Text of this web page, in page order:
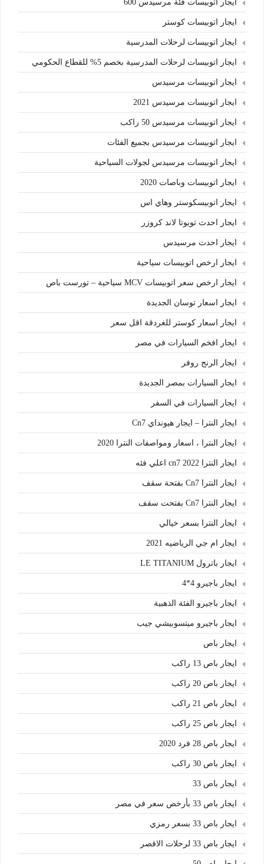
ايجار اتوبيسات فئة مرسيدس 600
ايجار اتوبيسات كوستر
ايجار اتوبيسات لرحلات المدرسية
ايجار اتوبيسات لرحلات المدرسية بخصم 5% للقطاع الحكومي
ايجار اتوبيسات مرسيدس
ايجار اتوبيسات مرسيدس 2021
ايجار اتوبيسات مرسيدس 50 راكب
ايجار اتوبيسات مرسيدس بجميع الفئات
ايجار اتوبيسات مرسيدس لجولات السياحية
ايجار اتوبيسات وباصات 2020
ايجار اتوبيسكوستر وهاي اس
ايجار احدث تويوتا لاند كروزر
ايجار احدث مرسيدس
ايجار ارخص اتوبيسات سياحية
ايجار ارخص سعر اتوبيسات MCV سياحية – تورست باص
ايجار اسعار توسان الجديدة
ايجار اسعار كوستر للغردقة اقل سعر
ايجار افخم السيارات في مصر
ايجار الرنج روفر
ايجار السيارات بمصر الجديدة
ايجار السيارات في السفر
ايجار النترا – ايجار هيونداي Cn7
ايجار النترا ، اسعار ومواصفات النترا 2020
ايجار النترا cn7 2022 اعلي فئه
ايجار النترا Cn7 بفتحة سقف
ايجار النترا Cn7 بفتحت سقف
ايجار النترا بسعر خيالي
ايجار ام جي الرياضيه 2021
ايجار باترول LE TITANIUM
ايجار باجيرو 4*4
ايجار باجيرو الفئة الذهبية
ايجار باجيرو ميتسوبيشي جيب
ايجار باص
ايجار باص 13 راكب
ايجار باص 20 راكب
ايجار باص 21 راكب
ايجار باص 25 راكب
ايجار باص 28 فرد 2020
ايجار باص 30 راكب
ايجار باص 33
ايجار باص 33 بأرخص سعر في مصر
ايجار باص 33 بسعر رمزي
ايجار باص 33 لرحلات الاقصر